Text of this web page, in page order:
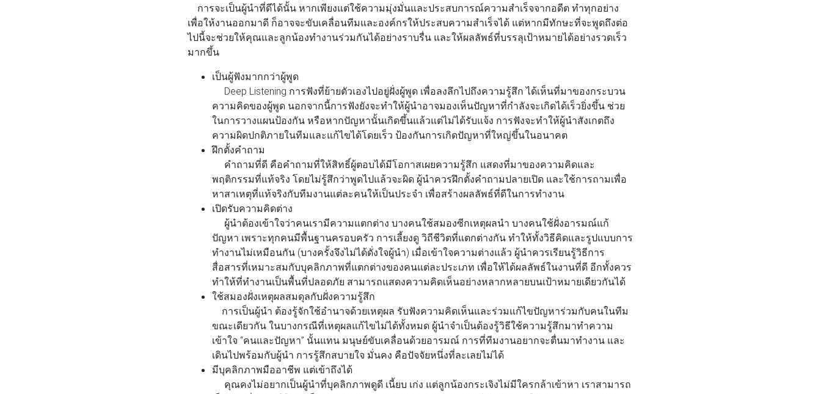
การจะเป็นผู้นำที่ดีได้นั้น หากเพียงแต่ใช้ความมุ่งมั่นและประสบการณ์ความสำเร็จจากอดีต ทำทุกอย่าง
เพื่อให้งานออกมาดี ก็อาจจะขับเคลื่อนทีมและองค์กรให้ประสบความสำเร็จได้ แต่หากมีทักษะที่จะพูดถึงต่อ
ไปนี้จะช่วยให้คุณและลูกน้องทำงานร่วมกันได้อย่างราบรื่น และให้ผลลัพธ์ที่บรรลุเป้าหมายได้อย่างรวดเร็ว
มากขึ้น
เป็นผู้ฟังมากกว่าผู้พูด
Deep Listening การฟังที่ย้ายตัวเองไปอยู่ฝั่งผู้พูด เพื่อลงลึกไปถึงความรู้สึก ได้เห็นที่มาของกระบวน
ความคิดของผู้พูด นอกจากนี้การฟังยังจะทำให้ผู้นำอาจมองเห็นปัญหาที่กำลังจะเกิดได้เร็วยิ่งขึ้น ช่วย
ในการวางแผนป้องกัน หรือหากปัญหานั้นเกิดขึ้นแล้วแต่ไม่ได้รับแจ้ง การฟังจะทำให้ผู้นำสังเกตถึง
ความผิดปกติภายในทีมและแก้ไขได้โดยเร็ว ป้องกันการเกิดปัญหาที่ใหญ่ขึ้นในอนาคต
ฝึกตั้งคำถาม
คำถามที่ดี คือคำถามที่ให้สิทธิ์ผู้ตอบได้มีโอกาสเผยความรู้สึก แสดงที่มาของความคิดและ
พฤติกรรมที่แท้จริง โดยไม่รู้สึกว่าพูดไปแล้วจะผิด ผู้นำควรฝึกตั้งคำถามปลายเปิด และใช้การถามเพื่อ
หาสาเหตุที่แท้จริงกับทีมงานแต่ละคนให้เป็นประจำ เพื่อสร้างผลลัพธ์ที่ดีในการทำงาน
เปิดรับความคิดต่าง
ผู้นำต้องเข้าใจว่าคนเรามีความแตกต่าง บางคนใช้สมองซีกเหตุผลนำ บางคนใช้ฝั่งอารมณ์แก้
ปัญหา เพราะทุกคนมีพื้นฐานครอบครัว การเลี้ยงดู วิถีชีวิตที่แตกต่างกัน ทำให้ทั้งวิธีคิดและรูปแบบการ
ทำงานไม่เหมือนกัน (บางครั้งจึงไม่ได้ดั่งใจผู้นำ) เมื่อเข้าใจความต่างแล้ว ผู้นำควรเรียนรู้วิธีการ
สื่อสารที่เหมาะสมกับบุคลิกภาพที่แตกต่างของคนแต่ละประเภท เพื่อให้ได้ผลลัพธ์ในงานที่ดี อีกทั้งควร
ทำให้ที่ทำงานเป็นพื้นที่ปลอดภัย สามารถแสดงความคิดเห็นอย่างหลากหลายบนเป้าหมายเดียวกันได้
ใช้สมองฝั่งเหตุผลสมดุลกับฝั่งความรู้สึก
การเป็นผู้นำ ต้องรู้จักใช้อำนาจด้วยเหตุผล รับฟังความคิดเห็นและร่วมแก้ไขปัญหาร่วมกับคนในทีม
ขณะเดียวกัน ในบางกรณีที่เหตุผลแก้ไขไม่ได้ทั้งหมด ผู้นำจำเป็นต้องรู้วิธีใช้ความรู้สึกมาทำความ
เข้าใจ “คนและปัญหา” นั้นแทน มนุษย์ขับเคลื่อนด้วยอารมณ์ การที่ทีมงานอยากจะตื่นมาทำงาน และ
เดินไปพร้อมกับผู้นำ การรู้สึกสบายใจ มั่นคง คือปัจจัยหนึ่งที่ละเลยไม่ได้
มีบุคลิกภาพมืออาชีพ แต่เข้าถึงได้
คุณคงไม่อยากเป็นผู้นำที่บุคลิกภาพดูดี เนี้ยบ เก่ง แต่ลูกน้องกระเจิงไม่มีใครกล้าเข้าหา เราสามารถ